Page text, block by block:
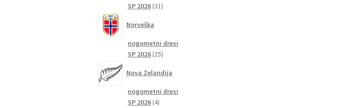
SP 2026 3131
Norveška
nogometni dresi
SP 2026 2525
Nova Zelandija
nogometni dresi
SP 2026 44